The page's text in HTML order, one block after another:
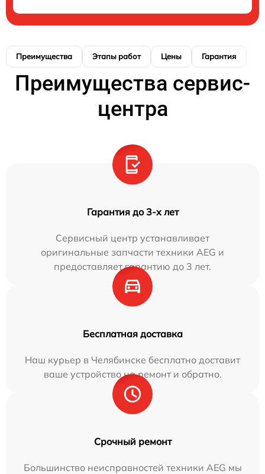
Преимущества Этапы работ Цены Гарантия
Преимущества сервис-
центра
Гарантия до 3-х лет
Сервисный центр устанавливает
оригинальные запчасти техники AEG и
предоставляет гарантию до 3 лет.
Бесплатная доставка
Наш курьер в Челябинске бесплатно доставит
ваше устройство на ремонт и обратно.
Срочный ремонт
Большинство неисправностей техники AEG мы